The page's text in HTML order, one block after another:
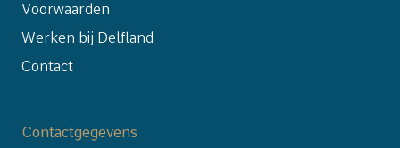
Voorwaarden
Werken bij Delfland
Contact
Contactgegevens